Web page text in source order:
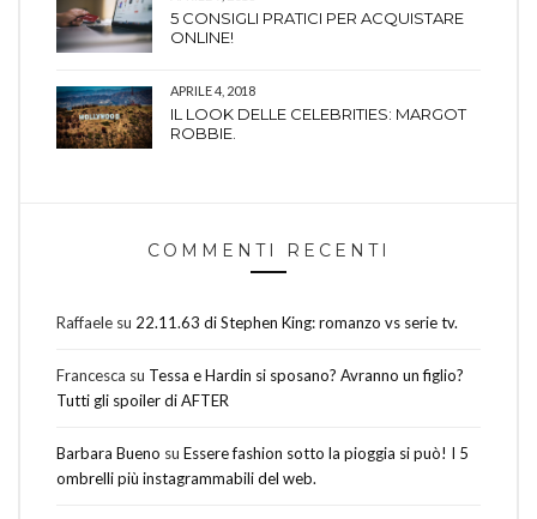
5 CONSIGLI PRATICI PER ACQUISTARE
ONLINE!
APRILE 4, 2018
IL LOOK DELLE CELEBRITIES: MARGOT
ROBBIE.
COMMENTI RECENTI
Raffaele su 22.11.63 di Stephen King: romanzo vs serie tv.
Francesca su Tessa e Hardin si sposano? Avranno un figlio?
Tutti gli spoiler di AFTER
Barbara Bueno su Essere fashion sotto la pioggia si può! I 5
ombrelli più instagrammabili del web.